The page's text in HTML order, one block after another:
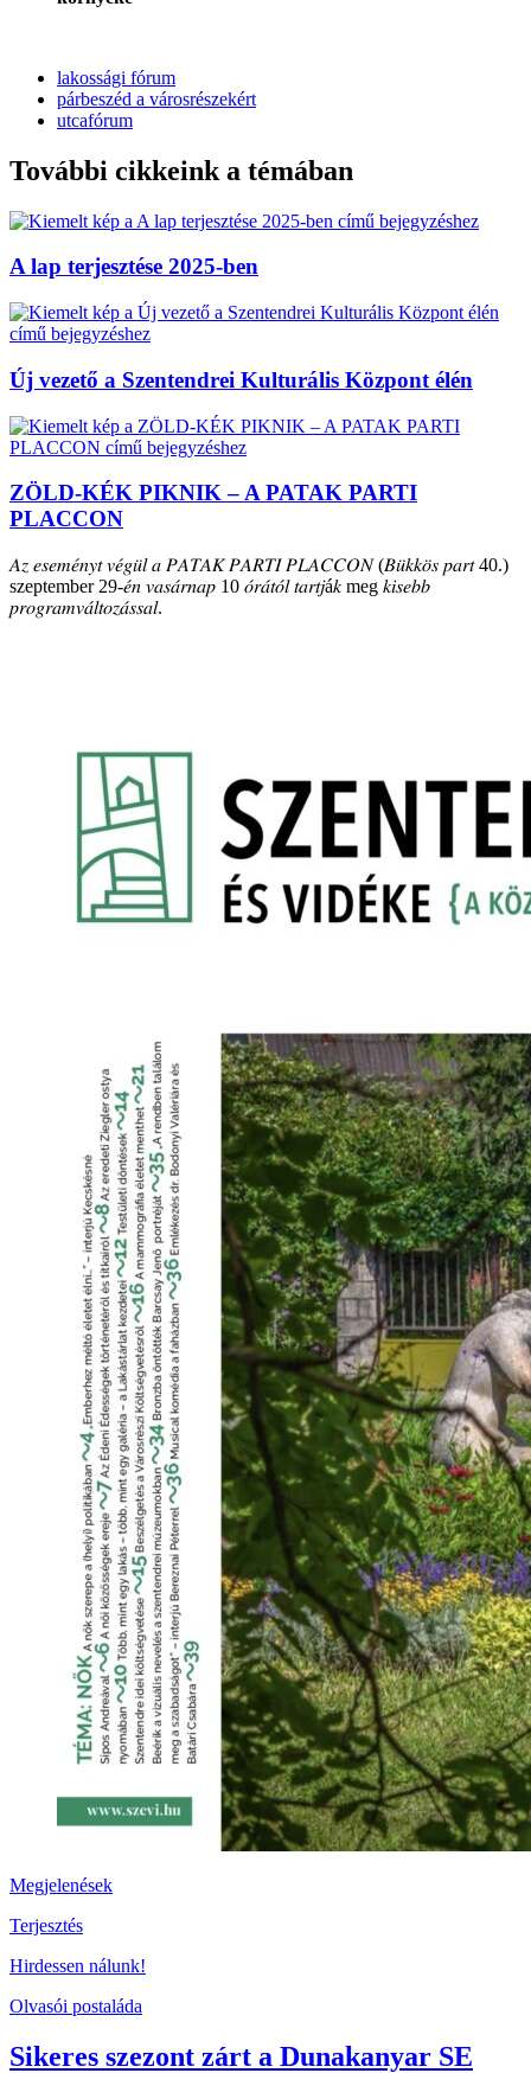
lakossági fórum
párbeszéd a városrészekért
utcafórum
További cikkeink a témában
A lap terjesztése 2025-ben
Új vezető a Szentendrei Kulturális Központ élén
ZÖLD-KÉK PIKNIK – A PATAK PARTI
PLACCON
𝐴𝑧 𝑒𝑠𝑒𝑚𝑒́𝑛𝑦𝑡 𝑣𝑒́𝑔𝑢̈𝑙 𝑎 𝑃𝐴𝑇𝐴𝐾 𝑃𝐴𝑅𝑇𝐼 𝑃𝐿𝐴𝐶𝐶𝑂𝑁 (𝐵𝑢̈𝑘𝑘𝑜̈𝑠 𝑝𝑎𝑟𝑡 40.)
szeptember 29-𝑒́𝑛 𝑣𝑎𝑠𝑎́𝑟𝑛𝑎𝑝 10 𝑜́𝑟𝑎́𝑡𝑜́𝑙 𝑡𝑎𝑟𝑡𝑗á𝑘 meg 𝑘𝑖𝑠𝑒𝑏𝑏
𝑝𝑟𝑜𝑔𝑟𝑎𝑚𝑣𝑎́𝑙𝑡𝑜𝑧𝑎́𝑠𝑠𝑎𝑙.
Megjelenések
Terjesztés
Hirdessen nálunk!
Olvasói postaláda
Sikeres szezont zárt a Dunakanyar SE